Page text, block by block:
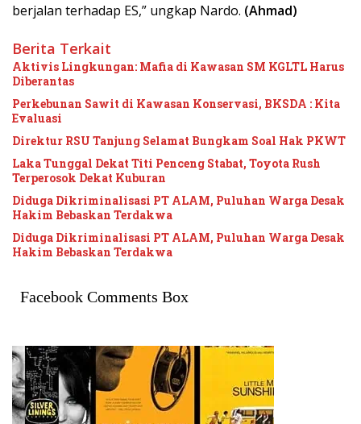
berjalan terhadap ES,” ungkap Nardo. (Ahmad)
Berita Terkait
Aktivis Lingkungan: Mafia di Kawasan SM KGLTL Harus
Diberantas
Perkebunan Sawit di Kawasan Konservasi, BKSDA : Kita
Evaluasi
Direktur RSU Tanjung Selamat Bungkam Soal Hak PKWT
Laka Tunggal Dekat Titi Penceng Stabat, Toyota Rush
Terperosok Dekat Kuburan
Diduga Dikriminalisasi PT ALAM, Puluhan Warga Desak
Hakim Bebaskan Terdakwa
Diduga Dikriminalisasi PT ALAM, Puluhan Warga Desak
Hakim Bebaskan Terdakwa
Facebook Comments Box